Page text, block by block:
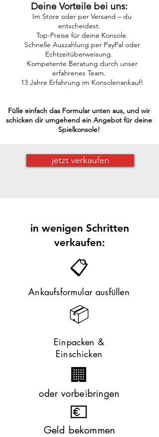
Deine Vorteile bei uns:
Im Store oder per Versand – du
entscheidest.
Top-Preise für deine Konsole.
Schnelle Auszahlung per PayPal oder
Echtzeitüberweisung.
Kompetente Beratung durch unser
erfahrenes Team.
13 Jahre Erfahrung im Konsolenankauf!
Fülle einfach das Formular unten aus, und wir
schicken dir umgehend ein Angebot für deine
Spielkonsole!​​
jetzt verkaufen
in wenigen Schritten
verkaufen:
📋
Ankaufsformular ausfüllen
📦
Einpacken &
Einschicken
🏢
oder vorbeibringen
💶
Geld bekommen